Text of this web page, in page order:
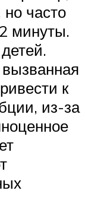
часто
минуты.
к
из-за